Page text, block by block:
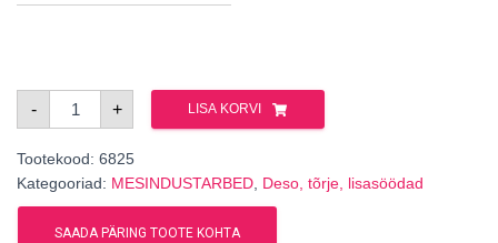
-
InstantVap
18V
oblikhappe
TURBO
kogus
+ LISA KORVI
Tootekood: 6825
Kategooriad: MESINDUSTARBED, Deso, tõrje, lisasöödad
SAADA PÄRING TOOTE KOHTA